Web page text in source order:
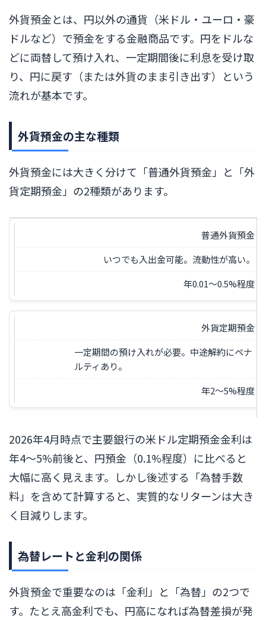
外貨預金とは、円以外の通貨（米ドル・ユーロ・豪
ドルなど）で預金をする金融商品です。円をドルな
どに両替して預け入れ、一定期間後に利息を受け取
り、円に戻す（または外貨のまま引き出す）という
流れが基本です。
外貨預金の主な種類
外貨預金には大きく分けて「普通外貨預金」と「外
貨定期預金」の2種類があります。
普通外貨預金
いつでも入出金可能。流動性が高い。
年0.01〜0.5%程度
外貨定期預金
一定期間の預け入れが必要。中途解約にペナ
ルティあり。
年2〜5%程度
2026年4月時点で主要銀行の米ドル定期預金金利は
年4〜5%前後と、円預金（0.1%程度）に比べると
大幅に高く見えます。しかし後述する「為替手数
料」を含めて計算すると、実質的なリターンは大き
く目減りします。
為替レートと金利の関係
外貨預金で重要なのは「金利」と「為替」の2つで
す。たとえ高金利でも、円高になれば為替差損が発